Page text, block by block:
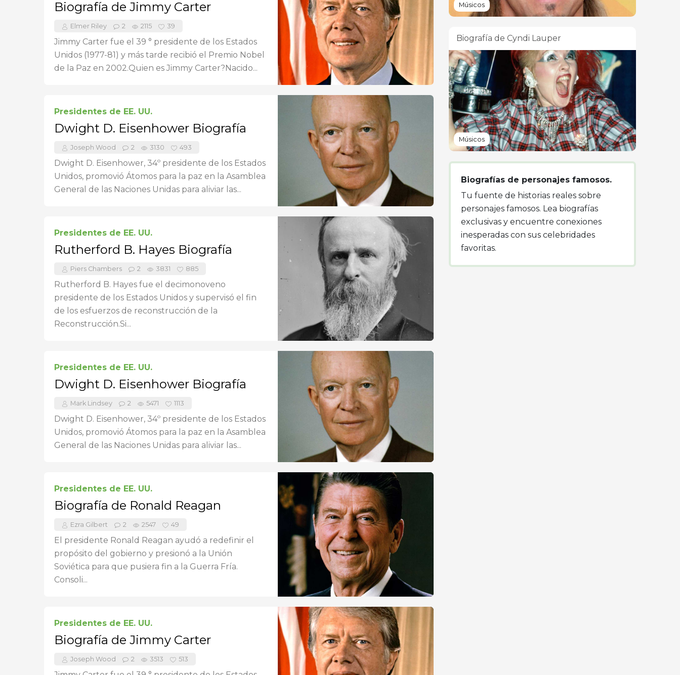
Biografía de Jimmy Carter
Elmer Riley 2 2115 39
Jimmy Carter fue el 39 ° presidente de los Estados
Unidos (1977-81) y más tarde recibió el Premio Nobel
de la Paz en 2002.Quien es Jimmy Carter?Nacido...
Presidentes de EE. UU.
Dwight D. Eisenhower Biografía
Joseph Wood 2 3130 493
Dwight D. Eisenhower, 34º presidente de los Estados
Unidos, promovió Átomos para la paz en la Asamblea
General de las Naciones Unidas para aliviar las...
Presidentes de EE. UU.
Rutherford B. Hayes Biografía
Piers Chambers 2 3831 885
Rutherford B. Hayes fue el decimonoveno
presidente de los Estados Unidos y supervisó el fin
de los esfuerzos de reconstrucción de la
Reconstrucción.Si...
Presidentes de EE. UU.
Dwight D. Eisenhower Biografía
Mark Lindsey 2 5471 1113
Dwight D. Eisenhower, 34º presidente de los Estados
Unidos, promovió Átomos para la paz en la Asamblea
General de las Naciones Unidas para aliviar las...
Presidentes de EE. UU.
Biografía de Ronald Reagan
Ezra Gilbert 2 2547 49
El presidente Ronald Reagan ayudó a redefinir el
propósito del gobierno y presionó a la Unión
Soviética para que pusiera fin a la Guerra Fría.
Consoli...
Presidentes de EE. UU.
Biografía de Jimmy Carter
Joseph Wood 2 3513 513
Músicos
Biografía de Cyndi Lauper
Músicos
Biografías de personajes famosos.
Tu fuente de historias reales sobre
personajes famosos. Lea biografías
exclusivas y encuentre conexiones
inesperadas con sus celebridades
favoritas.